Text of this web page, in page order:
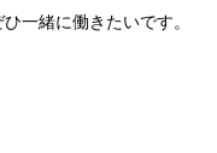
一緒に働きたいです。